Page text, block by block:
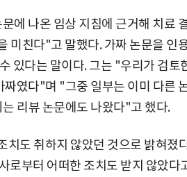
에 나온 임상 지침에 근거해 치료
미친다"고 말했다. 가짜 논문을 인
있다는 말이다. 그는 "우리가 검토
짜였다"며 "그중 일부는 이미 다른
리뷰 논문에도 나왔다"고 했다.
치도 취하지 않았던 것으로 밝혀졌
로부터 어떠한 조치도 받지 않았다